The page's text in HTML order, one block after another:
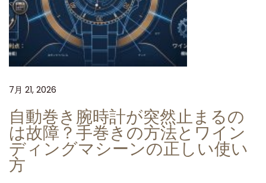
O
L
E
X
レ
ッ
ク
ス
デ
イ
7月 21, 2026
自動巻き腕時計が突然止まるの
は故障？手巻きの方法とワイン
ディングマシーンの正しい使い
方